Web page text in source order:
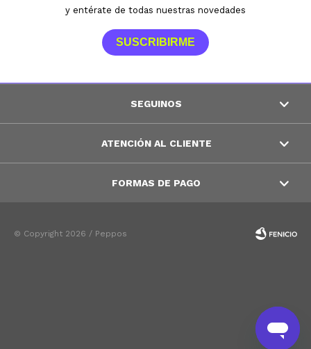
y entérate de todas nuestras novedades
SUSCRIBIRME
SEGUINOS
ATENCIÓN AL CLIENTE
FORMAS DE PAGO
© Copyright 2026 / Peppos
Fenicio